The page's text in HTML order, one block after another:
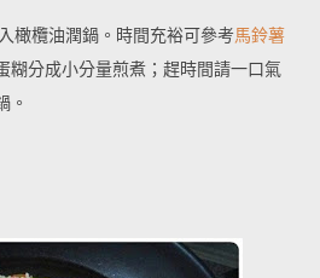
橄欖油潤鍋。時間充裕可參考馬鈴薯
糊分成小分量煎煮；趕時間請一口氣
。